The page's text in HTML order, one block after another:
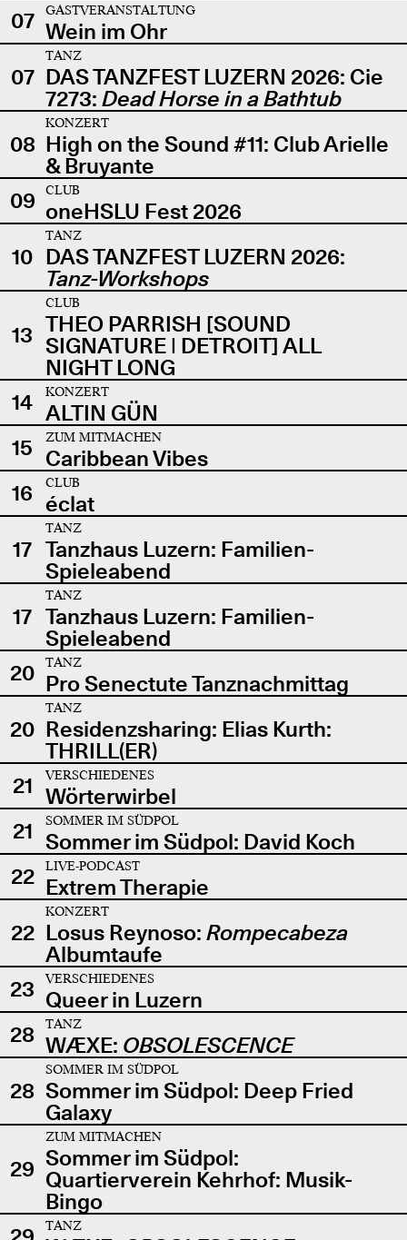
07
GASTVERANSTALTUNG
Wein im Ohr
07
TANZ
DAS TANZFEST LUZERN 2026: Cie
7273: Dead Horse in a Bathtub
08
KONZERT
High on the Sound #11: Club Arielle
& Bruyante
09
CLUB
oneHSLU Fest 2026
10
TANZ
DAS TANZFEST LUZERN 2026:
Tanz-Workshops
13
CLUB
THEO PARRISH [SOUND
SIGNATURE | DETROIT] ALL
NIGHT LONG
14
KONZERT
ALTIN GÜN
15
ZUM MITMACHEN
Caribbean Vibes
16
CLUB
éclat
17
TANZ
Tanzhaus Luzern: Familien-
Spieleabend
17
TANZ
Tanzhaus Luzern: Familien-
Spieleabend
20
TANZ
Pro Senectute Tanznachmittag
20
TANZ
Residenzsharing: Elias Kurth:
THRILL(ER)
21
VERSCHIEDENES
Wörterwirbel
21
SOMMER IM SÜDPOL
Sommer im Südpol: David Koch
22
LIVE-PODCAST
Extrem Therapie
22
KONZERT
Losus Reynoso: Rompecabeza
Albumtaufe
23
VERSCHIEDENES
Queer in Luzern
28
TANZ
WÆXE: OBSOLESCENCE
28
SOMMER IM SÜDPOL
Sommer im Südpol: Deep Fried
Galaxy
29
ZUM MITMACHEN
Sommer im Südpol:
Quartierverein Kehrhof: Musik-
Bingo
TANZ